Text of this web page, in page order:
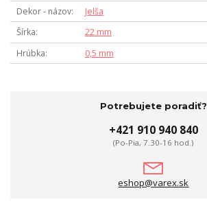
Dekor - názov
Jelša
Šírka
22 mm
Hrúbka
0,5 mm
Potrebujete poradiť?
+421 910 940 840
(Po-Pia, 7.30-16 hod.)
eshop@varex.sk